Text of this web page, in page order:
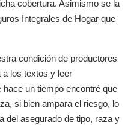
cobertura. Asimismo se la
Integrales de Hogar que
condición de productores
a los textos y leer
un tiempo encontré que
si bien ampara el riesgo, lo
del asegurado de tipo, raza y